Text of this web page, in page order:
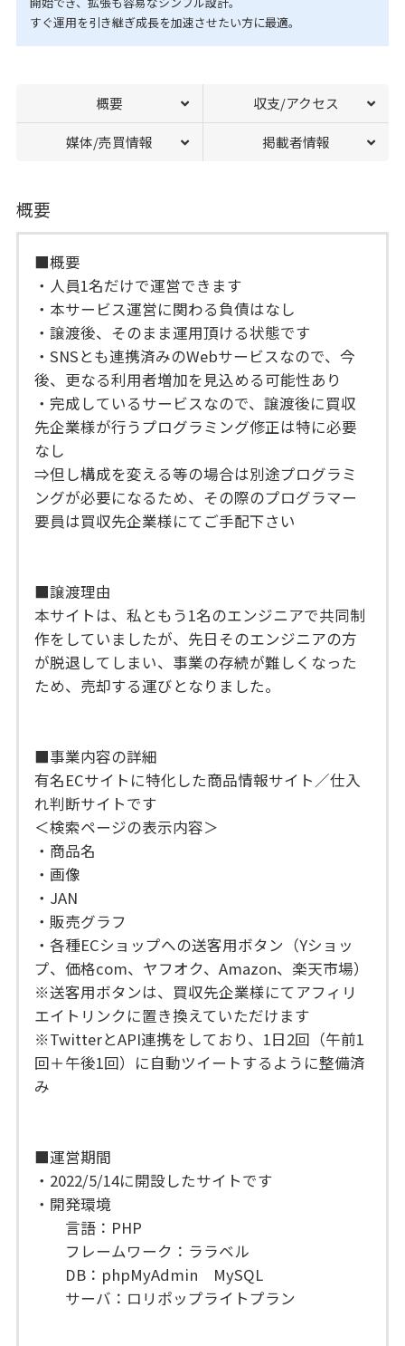
すぐ運用を引き継ぎ成長を加速させたい方に最適。
概要 収支/アクセス
媒体/売買情報 掲載者情報
概要
■概要
・人員1名だけで運営できます
・本サービス運営に関わる負債はなし
・譲渡後、そのまま運用頂ける状態です
・SNSとも連携済みのWebサービスなので、今
後、更なる利用者増加を見込める可能性あり
・完成しているサービスなので、譲渡後に買収
先企業様が行うプログラミング修正は特に必要
なし
⇒但し構成を変える等の場合は別途プログラミ
ングが必要になるため、その際のプログラマー
要員は買収先企業様にてご手配下さい
■譲渡理由
本サイトは、私ともう1名のエンジニアで共同制
作をしていましたが、先日そのエンジニアの方
が脱退してしまい、事業の存続が難しくなった
ため、売却する運びとなりました。
■事業内容の詳細
有名ECサイトに特化した商品情報サイト／仕入
れ判断サイトです
＜検索ページの表示内容＞
・商品名
・画像
・JAN
・販売グラフ
・各種ECショップへの送客用ボタン（Yショッ
プ、価格com、ヤフオク、Amazon、楽天市場）
※送客用ボタンは、買収先企業様にてアフィリ
エイトリンクに置き換えていただけます
※TwitterとAPI連携をしており、1日2回（午前1
回＋午後1回）に自動ツイートするように整備済
み
■運営期間
・2022/5/14に開設したサイトです
・開発環境
言語：PHP
フレームワーク：ララベル
DB：phpMyAdmin MySQL
サーバ：ロリポップライトプラン